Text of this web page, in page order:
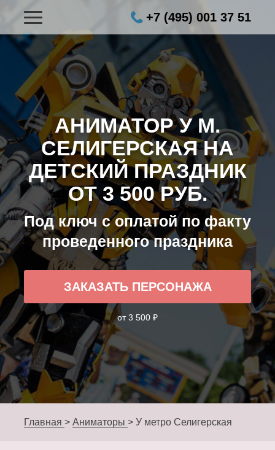
+7 (495) 001 37 51
АНИМАТОР У М.
СЕЛИГЕРСКАЯ НА
ДЕТСКИЙ ПРАЗДНИК
ОТ 3 500 РУБ.
Под ключ с оплатой по факту
проведенного праздника
ЗАКАЗАТЬ ПЕРСОНАЖА
от 3 500 ₽
Главная > Аниматоры > У метро Селигерская